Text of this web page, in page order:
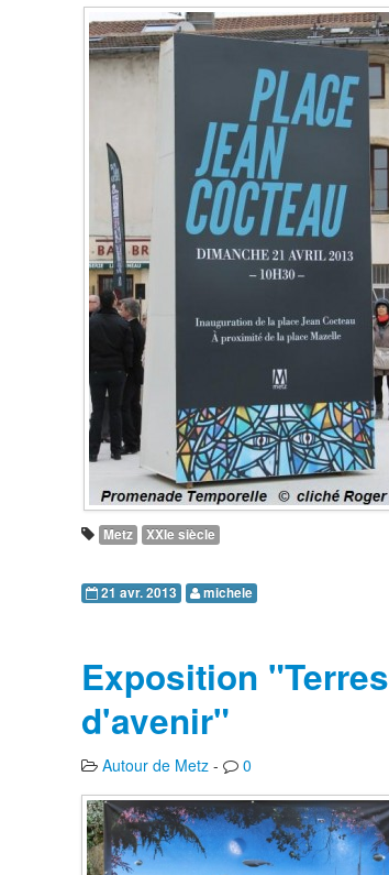
Metz XXIe siècle
21 avr. 2013 michele
Exposition "Terres
d'avenir"
Autour de Metz- 0